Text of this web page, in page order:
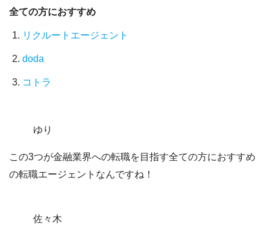
全ての方におすすめ
リクルートエージェント
doda
コトラ
ゆり
この3つが金融業界への転職を目指す全ての方におすすめ
の転職エージェントなんですね！
佐々木